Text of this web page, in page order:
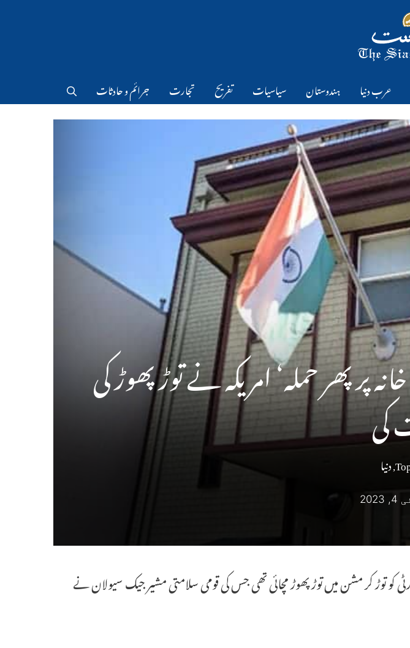
عرب دنیا ہندوستان سیاسیات تفریح تجارت جرائم و حادثات
پر پھر حملہ‘ امریکہ نے توڑ پھوڑ کی
کی
,دنیا
کو توڑ کر مشن میں توڑ پھوڑ مچائی تھی جس کی قومی سلامتی مشیر جیک سیولان نے